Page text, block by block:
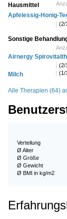
Hausmittel
Apfelessig-Honig-
(2/
Sonstige
Airnergy
(2/
Milch (1/
Alle Therapien (64)
Verteilung
Ø Alter
Ø Größe
Ø Gewicht
Ø BMI in kg/m2